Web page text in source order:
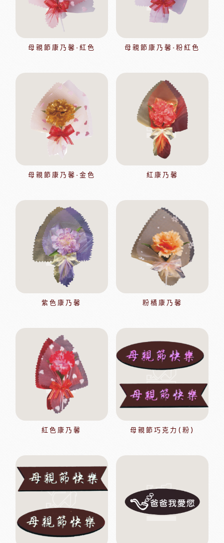
母親節康乃馨-紅色 母親節康乃馨-粉紅色
母親節康乃馨-金色 紅康乃馨
紫色康乃馨 粉橘康乃馨
紅色康乃馨 母親節巧克力(粉)